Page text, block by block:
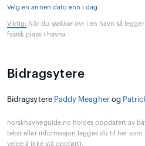
Velg en annen dato enn i dag
Viktig: Når du sjekker inn i en havn så
fysisk plass i havna
Bidragsytere
Bidragsytere Paddy Meagherog
norskhavneguide.no holdes oppdatert av
tekst eller informasjon legges du til her
velge å ikke stå oppført).